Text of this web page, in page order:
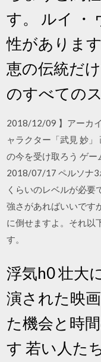
す。 ルイ ・
性がありま
恵の伝統だ
のすべての
2018/12/09 】アーカ
ャラクター「武見 妙」
の今を受け取ろう ゲー
2018/07/17 ペルソナ3
くらいのレベルが必要
強さがあればいいです
に倒せますよ。それ以
す。
浮気h0 壮大
演された映
た機会と時
す 若い人た